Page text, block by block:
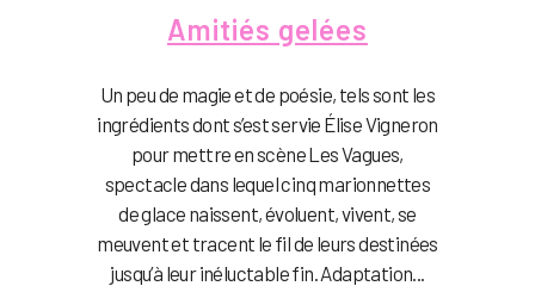
Amitiés gelées
Un peu de magie et de poésie, tels sont les
ingrédients dont s’est servie Élise Vigneron
pour mettre en scène Les Vagues,
spectacle dans lequel cinq marionnettes
de glace naissent, évoluent, vivent, se
meuvent et tracent le fil de leurs destinées
jusqu’à leur inéluctable fin. Adaptation...